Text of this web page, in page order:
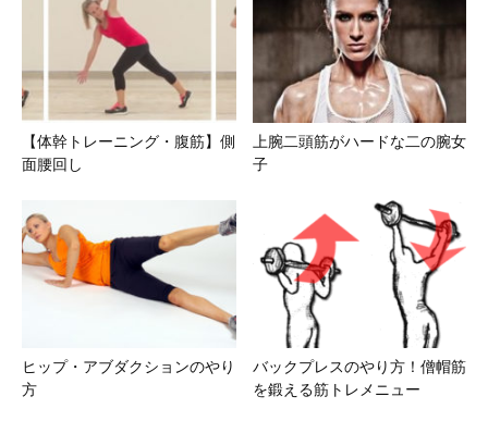
【体幹トレーニング・腹筋】側
面腰回し
上腕二頭筋がハードな二の腕女
子
ヒップ・アブダクションのやり
方
バックプレスのやり方！僧帽筋
を鍛える筋トレメニュー